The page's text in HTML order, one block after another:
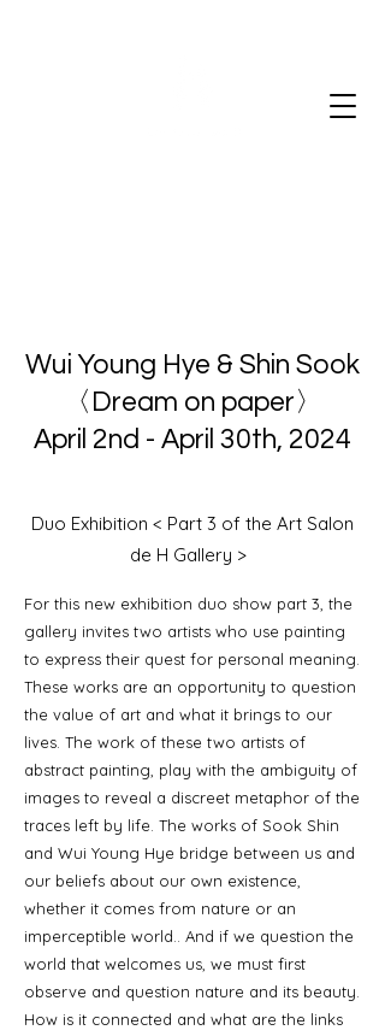
Wui Young Hye & Shin Sook
〈Dream on paper〉
April 2nd - April 30th, 2024
Duo Exhibition < Part 3 of the Art Salon
de H Gallery >
For this new exhibition duo show part 3, the
gallery invites two artists who use painting
to express their quest for personal meaning.
These works are an opportunity to question
the value of art and what it brings to our
lives. The work of these two artists of
abstract painting, play with the ambiguity of
images to reveal a discreet metaphor of the
traces left by life. The works of Sook Shin
and Wui Young Hye bridge between us and
our beliefs about our own existence,
whether it comes from nature or an
imperceptible world.. And if we question the
world that welcomes us, we must first
observe and question nature and its beauty.
How is it connected and what are the links